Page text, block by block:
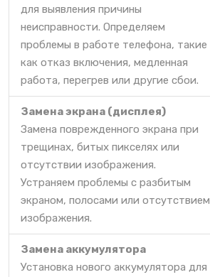
для выявления причины
неисправности. Определяем
проблемы в работе телефона, такие
как отказ включения, медленная
работа, перегрев или другие сбои.
Замена экрана (дисплея)
Замена поврежденного экрана при
трещинах, битых пикселях или
отсутствии изображения.
Устраняем проблемы с разбитым
экраном, полосами или отсутствием
изображения.
Замена аккумулятора
Установка нового аккумулятора для